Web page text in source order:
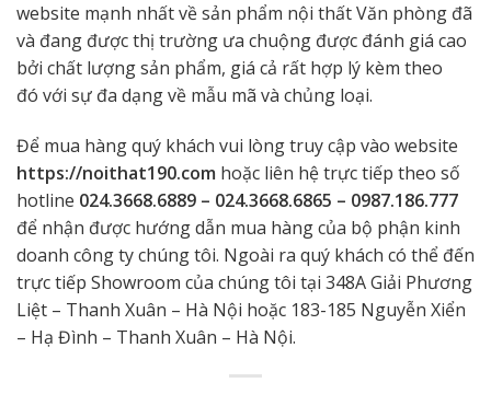
website mạnh nhất về sản phẩm nội thất Văn phòng đã
và đang được thị trường ưa chuộng được đánh giá cao
bởi chất lượng sản phẩm, giá cả rất hợp lý kèm theo
đó với sự đa dạng về mẫu mã và chủng loại.
Để mua hàng quý khách vui lòng truy cập vào website
https://noithat190.com hoặc liên hệ trực tiếp theo số
hotline 024.3668.6889 – 024.3668.6865 – 0987.186.777
để nhận được hướng dẫn mua hàng của bộ phận kinh
doanh công ty chúng tôi. Ngoài ra quý khách có thể đến
trực tiếp Showroom của chúng tôi tại 348A Giải Phương
Liệt – Thanh Xuân – Hà Nội hoặc 183-185 Nguyễn Xiển
– Hạ Đình – Thanh Xuân – Hà Nội.